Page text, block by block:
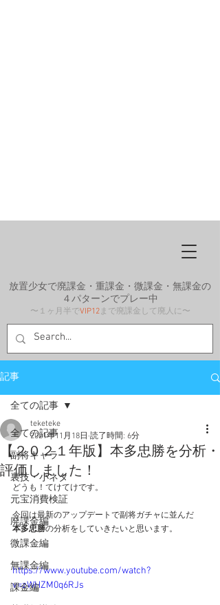
放置少女で廃課金・重課金・微課金・無課金の
４パターンでプレー中
〜１ヶ月半でVIP12まで廃課金して廃人に〜
記事
全ての記事
副将キャラ
裏技・小ネタ
元宝消費検証
廃課金編
微課金編
無課金編
課金編
全ての記事
【２０２１年版】本多忠勝を分析・
評価しました！
teketeke
2021年11月18日 読了時間: 6分
どうも！てけてけです。
今回は最新のアップデートで副将ガチャに並んだ
本多忠勝の分析をしていきたいと思います。
https://www.youtube.com/watch?
v=zWHZM0q6RJs